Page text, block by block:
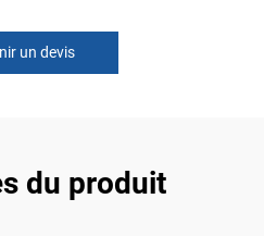
un devis
du produit